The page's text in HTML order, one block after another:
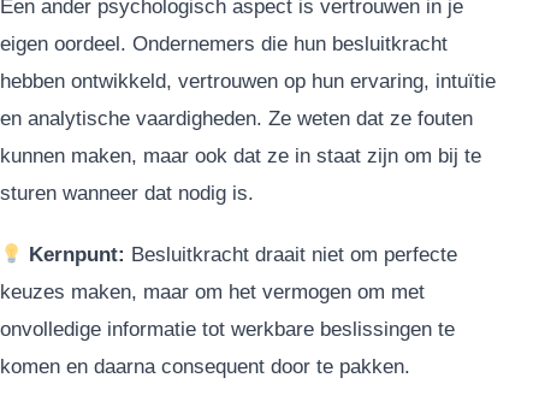
Een ander psychologisch aspect is vertrouwen in je
eigen oordeel. Ondernemers die hun besluitkracht
hebben ontwikkeld, vertrouwen op hun ervaring, intuïtie
en analytische vaardigheden. Ze weten dat ze fouten
kunnen maken, maar ook dat ze in staat zijn om bij te
sturen wanneer dat nodig is.
Kernpunt: Besluitkracht draait niet om perfecte
keuzes maken, maar om het vermogen om met
onvolledige informatie tot werkbare beslissingen te
komen en daarna consequent door te pakken.